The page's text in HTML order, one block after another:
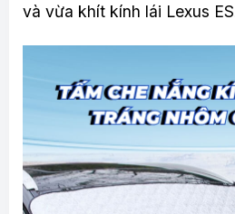
và vừa khít kính lái Lexus